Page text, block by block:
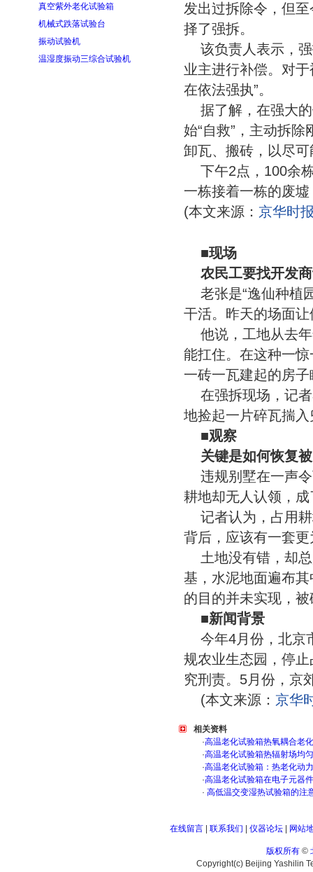
真空紫外老化试验箱
机械式跌落试验台
振动试验机
温湿度振动三综合试验机
发出过拆除令，但
择了强拆。
该负责人表示，
业主进行补偿。对
在依法强执”。
据了解，在强大
始“自救”，主动拆
卸瓦、搬砖，以尽
下午2点，100余
一栋接着一栋的废
(本文来源： 京华时
■现场
农民工要找开发
老张是“逸仙种植
干活。昨天的场面
他说，工地从去
能扛住。在这种一
一砖一瓦建起的房
在强拆现场，记
地捡起一片碎瓦揣
■观察
关键是如何恢复
违规别墅在一声
耕地却无人认领，
记者认为，占用
背后，应该有一套
土地没有错，却
基，水泥地面遍布
的目的并未实现，
■新闻背景
今年4月份，北京
规农业生态园，停
究刑责。5月份，京
(本文来源： 京华
相关资料
·高温老化试验箱热氧耦合老
·高温老化试验箱热辐射场均
·高温老化试验箱：热老化动
·高温老化试验箱在电子元器
· 高低温交变湿热试验箱的注
在线留言| 联系我们 仪器论坛| 网站
版权所有©
Copyright(c) Beijing Yashilin